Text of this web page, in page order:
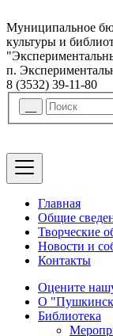
Муниципальное
культуры и
п.
8 (3532) 39-11-80
Главная
Общие
Творческие
Новости и
Контакты
Оцените
О
Библиотека